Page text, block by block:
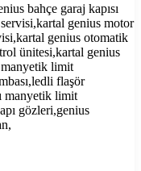
bahçe garaj kapısı
genius motor
genius otomatik
ünitesi,kartal genius
manyetik limit
flaşör
manyetik limit
gözleri,genius